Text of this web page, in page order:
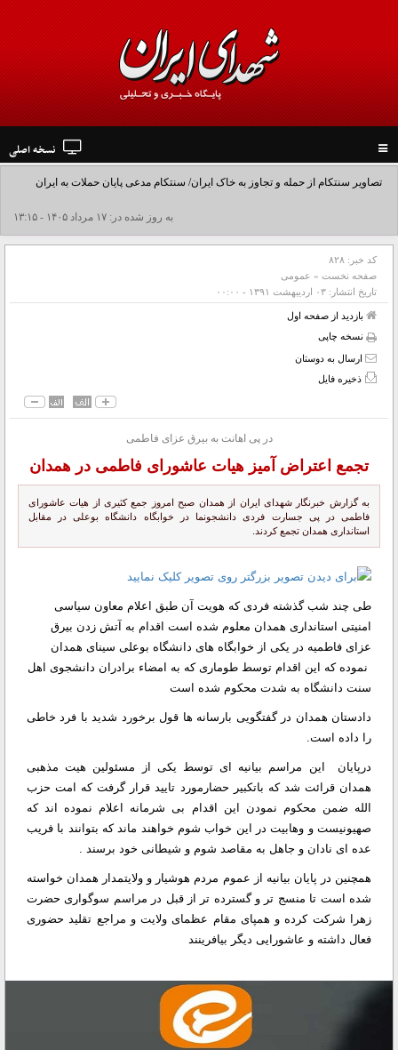
navigation
نسخه اصلی
تصاویر سنتکام از حمله و تجاوز به خاک ایران/ سنتکام مدعی پایان حملات به ایران
شد+فیلم به روز شده در: ۱۷ مرداد ۱۴۰۵ - ۱۳:۱۵
کد خبر: ۸۲۸
صفحه نخست » عمومی
تاریخ انتشار: ۰۳ ارديبهشت ۱۳۹۱ - ۰۰:۰۰
بازدید از صفحه اول
نسخه چاپی
ارسال به دوستان
ذخیره فایل
در پی اهانت به بیرق عزای فاطمی
تجمع اعتراض آمیز هیات عاشورای فاطمی در همدان
به گزارش خبرنگار شهدای ایران از همدان صبح امروز جمع کثیری از هیات عاشورای
فاطمی در پی جسارت فردی دانشجونما در خوابگاه دانشگاه بوعلی در مقابل
استانداری همدان تجمع کردند.
طی چند شب گذشته فردی که هویت آن طبق اعلام معاون سیاسی
امنیتی استانداری همدان معلوم شده است اقدام به آتش زدن بیرق
عزای فاطمیه در یکی از خوابگاه های دانشگاه بوعلی سینای همدان
نموده که این اقدام توسط طوماری که به امضاء برادران دانشجوی اهل
سنت دانشگاه به شدت محکوم شده است
دادستان همدان در گفتگویی بارسانه ها قول برخورد شدید با فرد خاطی
را داده است.
درپایان این مراسم بیانیه ای توسط یکی از مسئولین هیت مذهبی
همدان قرائت شد که باتکبیر حضارمورد تایید قرار گرفت که امت حزب
الله ضمن محکوم نمودن این اقدام بی شرمانه اعلام نموده اند که
صهیونیست و وهابیت در این خواب شوم خواهند ماند که بتوانند با فریب
عده ای نادان و جاهل به مقاصد شوم و شیطانی خود برسند .
همچنین در پایان بیانیه از عموم مردم هوشیار و ولایتمدار همدان خواسته
شده است تا منسج تر و گسترده تر از قبل در مراسم سوگواری حضرت
زهرا شرکت کرده و همپای مقام عظمای ولایت و مراجع تقلید حضوری
فعال داشته و عاشورایی دیگر بیافرینند